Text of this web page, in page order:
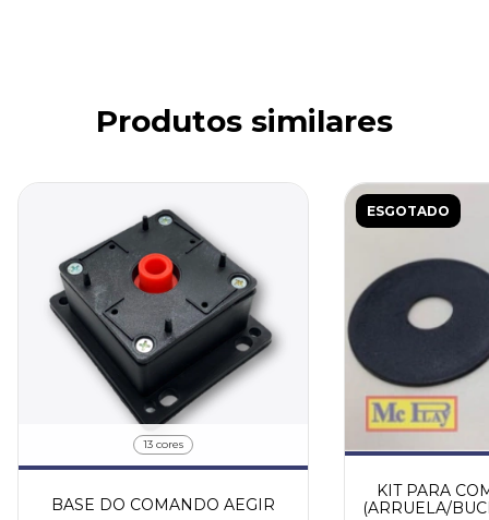
Produtos similares
13 cores
BASE DO COMANDO AEGIR
ESGOTADO
KIT PARA
(ARRUELA/